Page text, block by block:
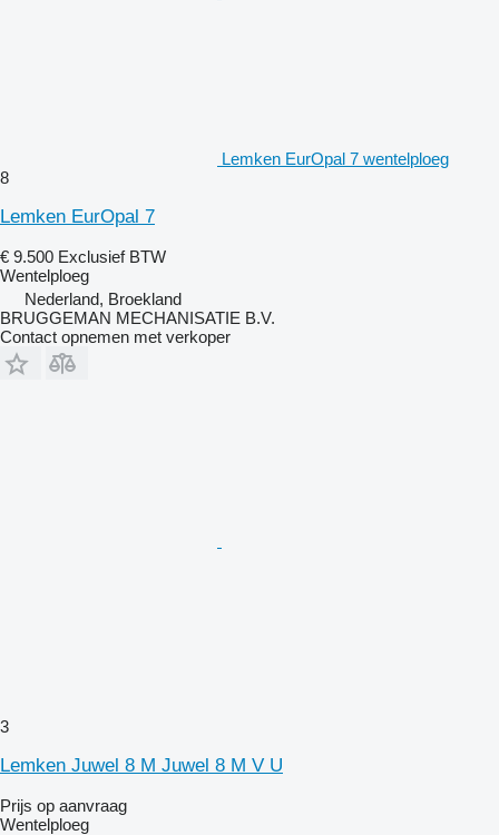
Lemken EurOpal 7 wentelploeg
8
Lemken EurOpal 7
€ 9.500 Exclusief BTW
Wentelploeg
Nederland, Broekland
BRUGGEMAN MECHANISATIE B.V.
Contact opnemen met verkoper
3
Lemken Juwel 8 M Juwel 8 M V U
Prijs op aanvraag
Wentelploeg